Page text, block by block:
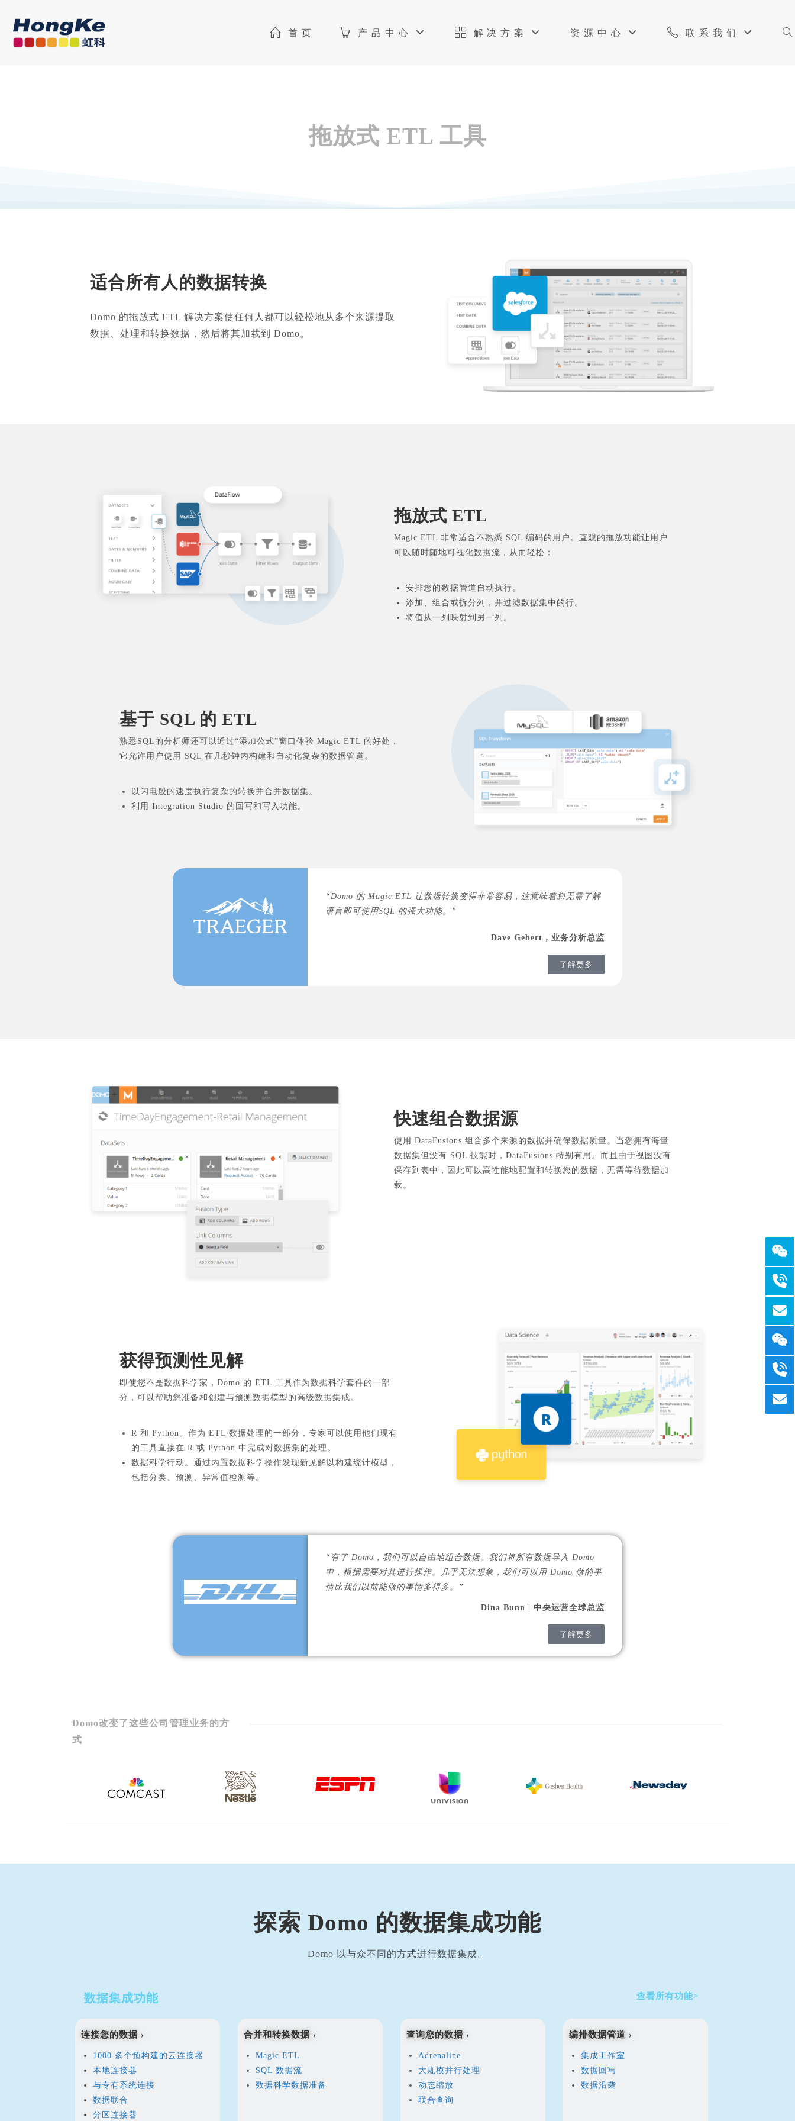
首页 产品中心 解决方案 资源中心 联系我们
拖放式 ETL 工具
适合所有人的数据转换
Domo 的拖放式 ETL 解决方案使任何人都可以轻松地从多个来源提取
数据、处理和转换数据，然后将其加载到 Domo。
拖放式 ETL
Magic ETL 非常适合不熟悉 SQL 编码的用户。直观的拖放功能让用户
可以随时随地可视化数据流，从而轻松：
安排您的数据管道自动执行。
添加、组合或拆分列，并过滤数据集中的行。
将值从一列映射到另一列。
基于 SQL 的 ETL
熟悉SQL的分析师还可以通过“添加公式”窗口体验 Magic ETL 的好处，
它允许用户使用 SQL 在几秒钟内构建和自动化复杂的数据管道。
以闪电般的速度执行复杂的转换并合并数据集。
利用 Integration Studio 的回写和写入功能。
“Domo 的 Magic ETL 让数据转换变得非常容易，这意味着您无需了解
语言即可使用SQL 的强大功能。”
Dave Gebert，业务分析总监
了解更多
快速组合数据源
使用 DataFusions 组合多个来源的数据并确保数据质量。当您拥有海量
数据集但没有 SQL 技能时，DataFusions 特别有用。而且由于视图没有
保存到表中，因此可以高性能地配置和转换您的数据，无需等待数据加
载。
获得预测性见解
即使您不是数据科学家，Domo 的 ETL 工具作为数据科学套件的一部
分，可以帮助您准备和创建与预测数据模型的高级数据集成。
R 和 Python。作为 ETL 数据处理的一部分，专家可以使用他们现有
的工具直接在 R 或 Python 中完成对数据集的处理。
数据科学行动。通过内置数据科学操作发现新见解以构建统计模型，
包括分类、预测、异常值检测等。
“有了 Domo，我们可以自由地组合数据。我们将所有数据导入 Domo
中，根据需要对其进行操作。几乎无法想象，我们可以用 Domo 做的事
情比我们以前能做的事情多得多。”
Dina Bunn | 中央运营全球总监
了解更多
Domo改变了这些公司管理业务的方
式
探索 Domo 的数据集成功能
Domo 以与众不同的方式进行数据集成。
数据集成功能 查看所有功能>
连接您的数据 ›
1000 多个预构建的云连接器
本地连接器
与专有系统连接
数据联合
分区连接器
合并和转换数据 ›
Magic ETL
SQL 数据流
数据科学数据准备
查询您的数据 ›
Adrenaline
大规模并行处理
动态缩放
联合查询
编排数据管道 ›
集成工作室
数据回写
数据沿袭